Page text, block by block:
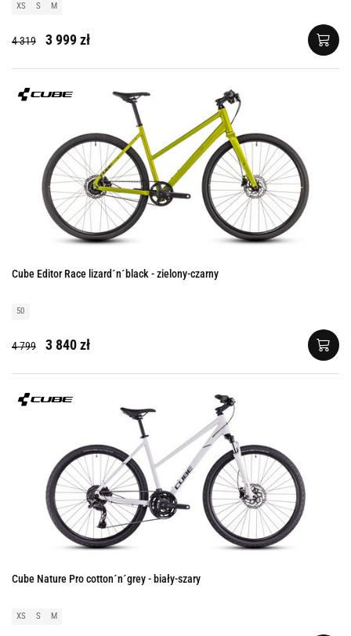
XS S M
4 319 3 999 zł
Cube Editor Race lizard´n´black - zielony-czarny
50
4 799 3 840 zł
Cube Nature Pro cotton´n´grey - biały-szary
XS S M